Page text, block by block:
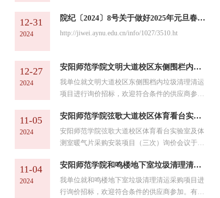
医院2900120校医院1月1日刘敏弦歌大道校区校
医院2900120校园绿化科1月1日王珂后勤楼
1、项目名称：安阳师范学院文明大道校区东侧
围档内垃圾清理清运项目（编号：后勤采购
联系事项：招标人：安阳师范学院地址：安阳市
文峰区弦歌大道436号联系人：文老师联系电
话：0372-3300129各有关当事人对...
12-31
2024
院纪〔2024〕8号关于做好2025年元旦春节期间正风肃纪工作的通知
http://jiwei.aynu.edu.cn/info/1027/3510.ht
12-27
2024
安阳师范学院文明大道校区东侧围栏内垃圾清理清运项目招标公告
我单位就文明大道校区东侧围档内垃圾清理清运
项目进行询价招标，欢迎符合条件的供应商参
目名称：安阳师范学院文明大道校区东侧围档内
垃圾清理清运项目（编号：后勤采购2024—
014）二、项目预算金额：47000元（注：今年项
报名条件及投标文件的递交1、凡有意参加投标
者，请于2024年12月27日至2024年12月31日，将
投标文件发送至邮箱：aysfxy...
11-05
2024
安阳师范学院弦歌大道校区体育看台实验室及体测室暖气片采购安装项目（三次）结果公示
安阳师范学院弦歌大道校区体育看台实验室及体
测室暖气片采购安装项目（三次）询价会议于
学院后勤处会议室准时召开。现就本次招标的中
标结果公布如下：1、项目名称：安阳师范学院
弦歌大道校区体育看台实验室及体测室暖气片采
11-04
2024
安阳师范学院和鸣楼地下室垃圾清理清运采购项目询价公告
我单位就和鸣楼地下室垃圾清理清运采购项目进
行询价招标，欢迎符合条件的供应商参加。有关